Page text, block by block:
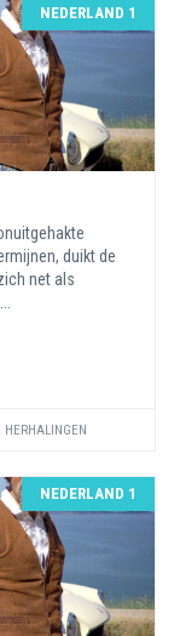
NEDERLAND 1
duikt de
net als
HERHALINGEN
NEDERLAND 1